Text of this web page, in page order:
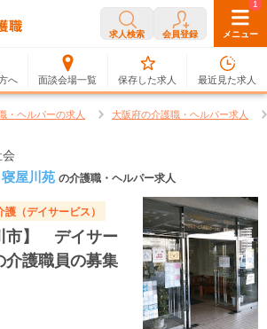
求人検索 会員登録 メニュー
へ 面談会場一覧
0
保存した求人
1
最近見た求人
・ヘルパーの求人 大阪府の介護職・ヘルパー求人
屋川苑 の介護職・ヘルパー求人
護（デイサービス）
市】 デイサー
介護職員の募集